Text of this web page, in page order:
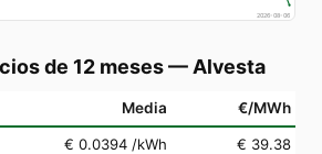
2026-08-06
de 12 meses— Alvesta
Media €/MWh
€ 0.0394 /kWh
€ 39.38